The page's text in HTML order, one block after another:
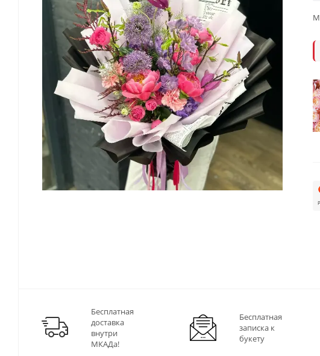
Бесплатная
доставка
внутри
МКАДа!
Бесплатная
записка к
букету